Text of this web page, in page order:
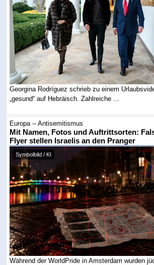
Georgina Rodríguez schrieb zu einem
„gesund“ auf Hebräisch. Zahlreiche ...
Europa -- Antisemitismus
Mit Namen, Fotos und Auftrittsorten:
Flyer stellen Israelis an den Pranger
Symbolbild / KI
Während der WorldPride in Amsterdam wurden